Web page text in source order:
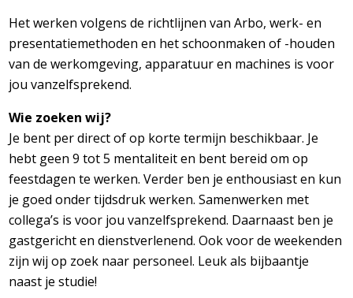
Het werken volgens de richtlijnen van Arbo, werk- en
presentatiemethoden en het schoonmaken of -houden
van de werkomgeving, apparatuur en machines is voor
jou vanzelfsprekend.
Wie zoeken wij?
Je bent per direct of op korte termijn beschikbaar. Je
hebt geen 9 tot 5 mentaliteit en bent bereid om op
feestdagen te werken. Verder ben je enthousiast en kun
je goed onder tijdsdruk werken. Samenwerken met
collega’s is voor jou vanzelfsprekend. Daarnaast ben je
gastgericht en dienstverlenend. Ook voor de weekenden
zijn wij op zoek naar personeel. Leuk als bijbaantje
naast je studie!